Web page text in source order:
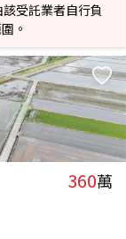
受託業者自行負
。
360萬